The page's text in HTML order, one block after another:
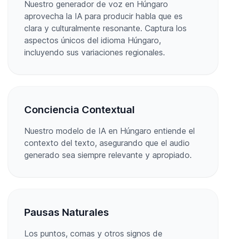
Nuestro generador de voz en Húngaro
aprovecha la IA para producir habla que es
clara y culturalmente resonante. Captura los
aspectos únicos del idioma Húngaro,
incluyendo sus variaciones regionales.
Conciencia Contextual
Nuestro modelo de IA en Húngaro entiende el
contexto del texto, asegurando que el audio
generado sea siempre relevante y apropiado.
Pausas Naturales
Los puntos, comas y otros signos de